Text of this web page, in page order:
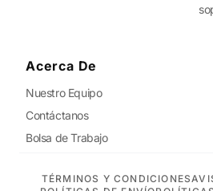
Acerca De
Nuestro Equipo
Contáctanos
Bolsa de Trabajo
TÉRMINOS Y CONDICIONES